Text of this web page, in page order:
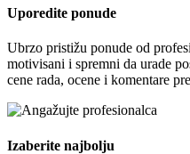
Uporedite ponude
Ubrzo pristižu ponude od
motivisani i spremni da urade
cene rada, ocene i komentare
Izaberite najbolju